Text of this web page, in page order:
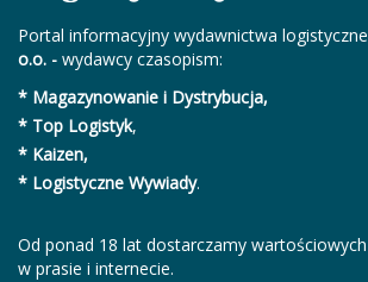
Portal informacyjny wydawnictwa
o.o. - wydawcy czasopism:
* Magazynowanie i Dystrybucja,
* Top Logistyk,
* Kaizen,
* Logistyczne Wywiady.
Od ponad 18 lat dostarczamy
w prasie i internecie.